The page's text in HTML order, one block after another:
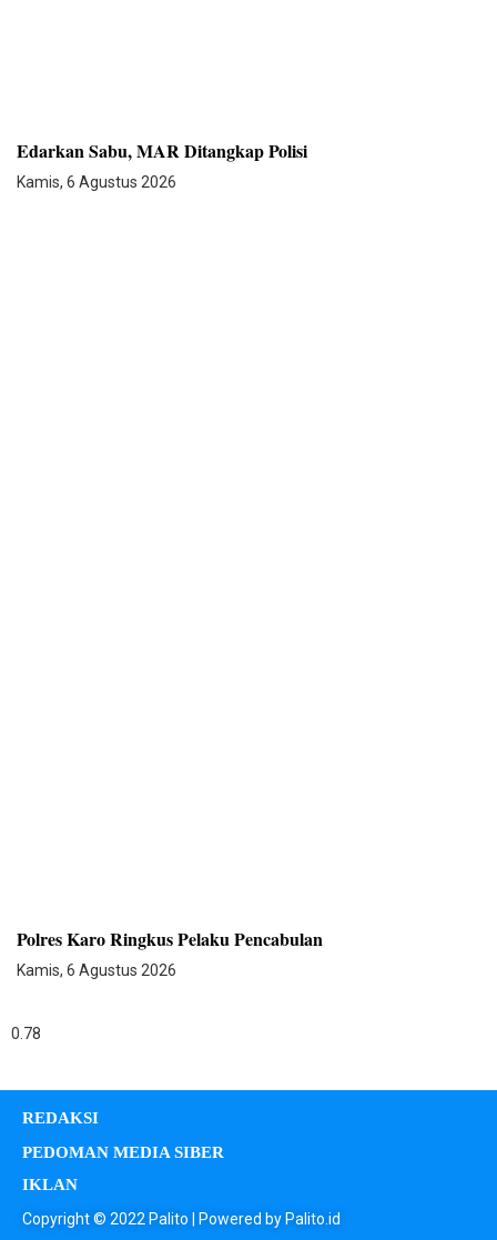
Edarkan Sabu, MAR Ditangkap Polisi
Kamis, 6 Agustus 2026
Polres Karo Ringkus Pelaku Pencabulan
Kamis, 6 Agustus 2026
REDAKSI
PEDOMAN MEDIA SIBER
IKLAN
Copyright © 2022 Palito | Powered by Palito.id